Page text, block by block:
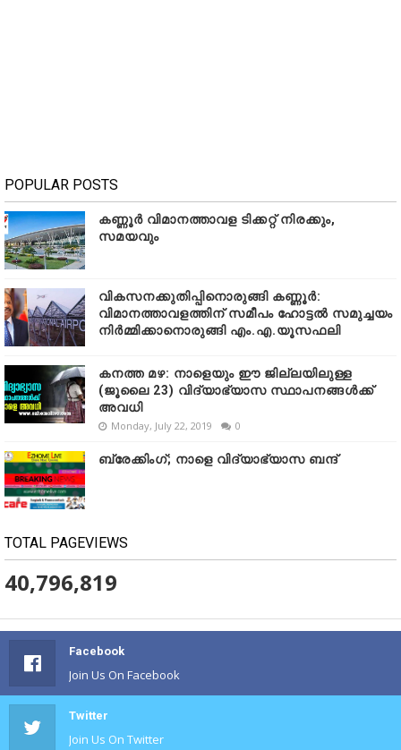
POPULAR POSTS
കണ്ണൂർ വിമാനത്താവള ടിക്കറ്റ് നിരക്കും,
സമയവും
വികസനക്കുതിപ്പിനൊരുങ്ങി കണ്ണൂർ:
വിമാനത്താവളത്തിന് സമീപം ഹോട്ടൽ സമുച്ചയം
നിർമ്മിക്കാനൊരുങ്ങി എം.എ.യൂസഫലി
കനത്ത മഴ: നാളെയും ഈ ജില്ലയിലുള്ള
(ജൂലൈ 23) വിദ്യാഭ്യാസ സ്ഥാപനങ്ങൾക്ക്
അവധി
Monday, July 22, 2019 0
ബ്രേക്കിംഗ്; നാളെ വിദ്യാഭ്യാസ ബന്ദ്
TOTAL PAGEVIEWS
40,796,819
Facebook
Join Us On Facebook
Twitter
Join Us On Twitter